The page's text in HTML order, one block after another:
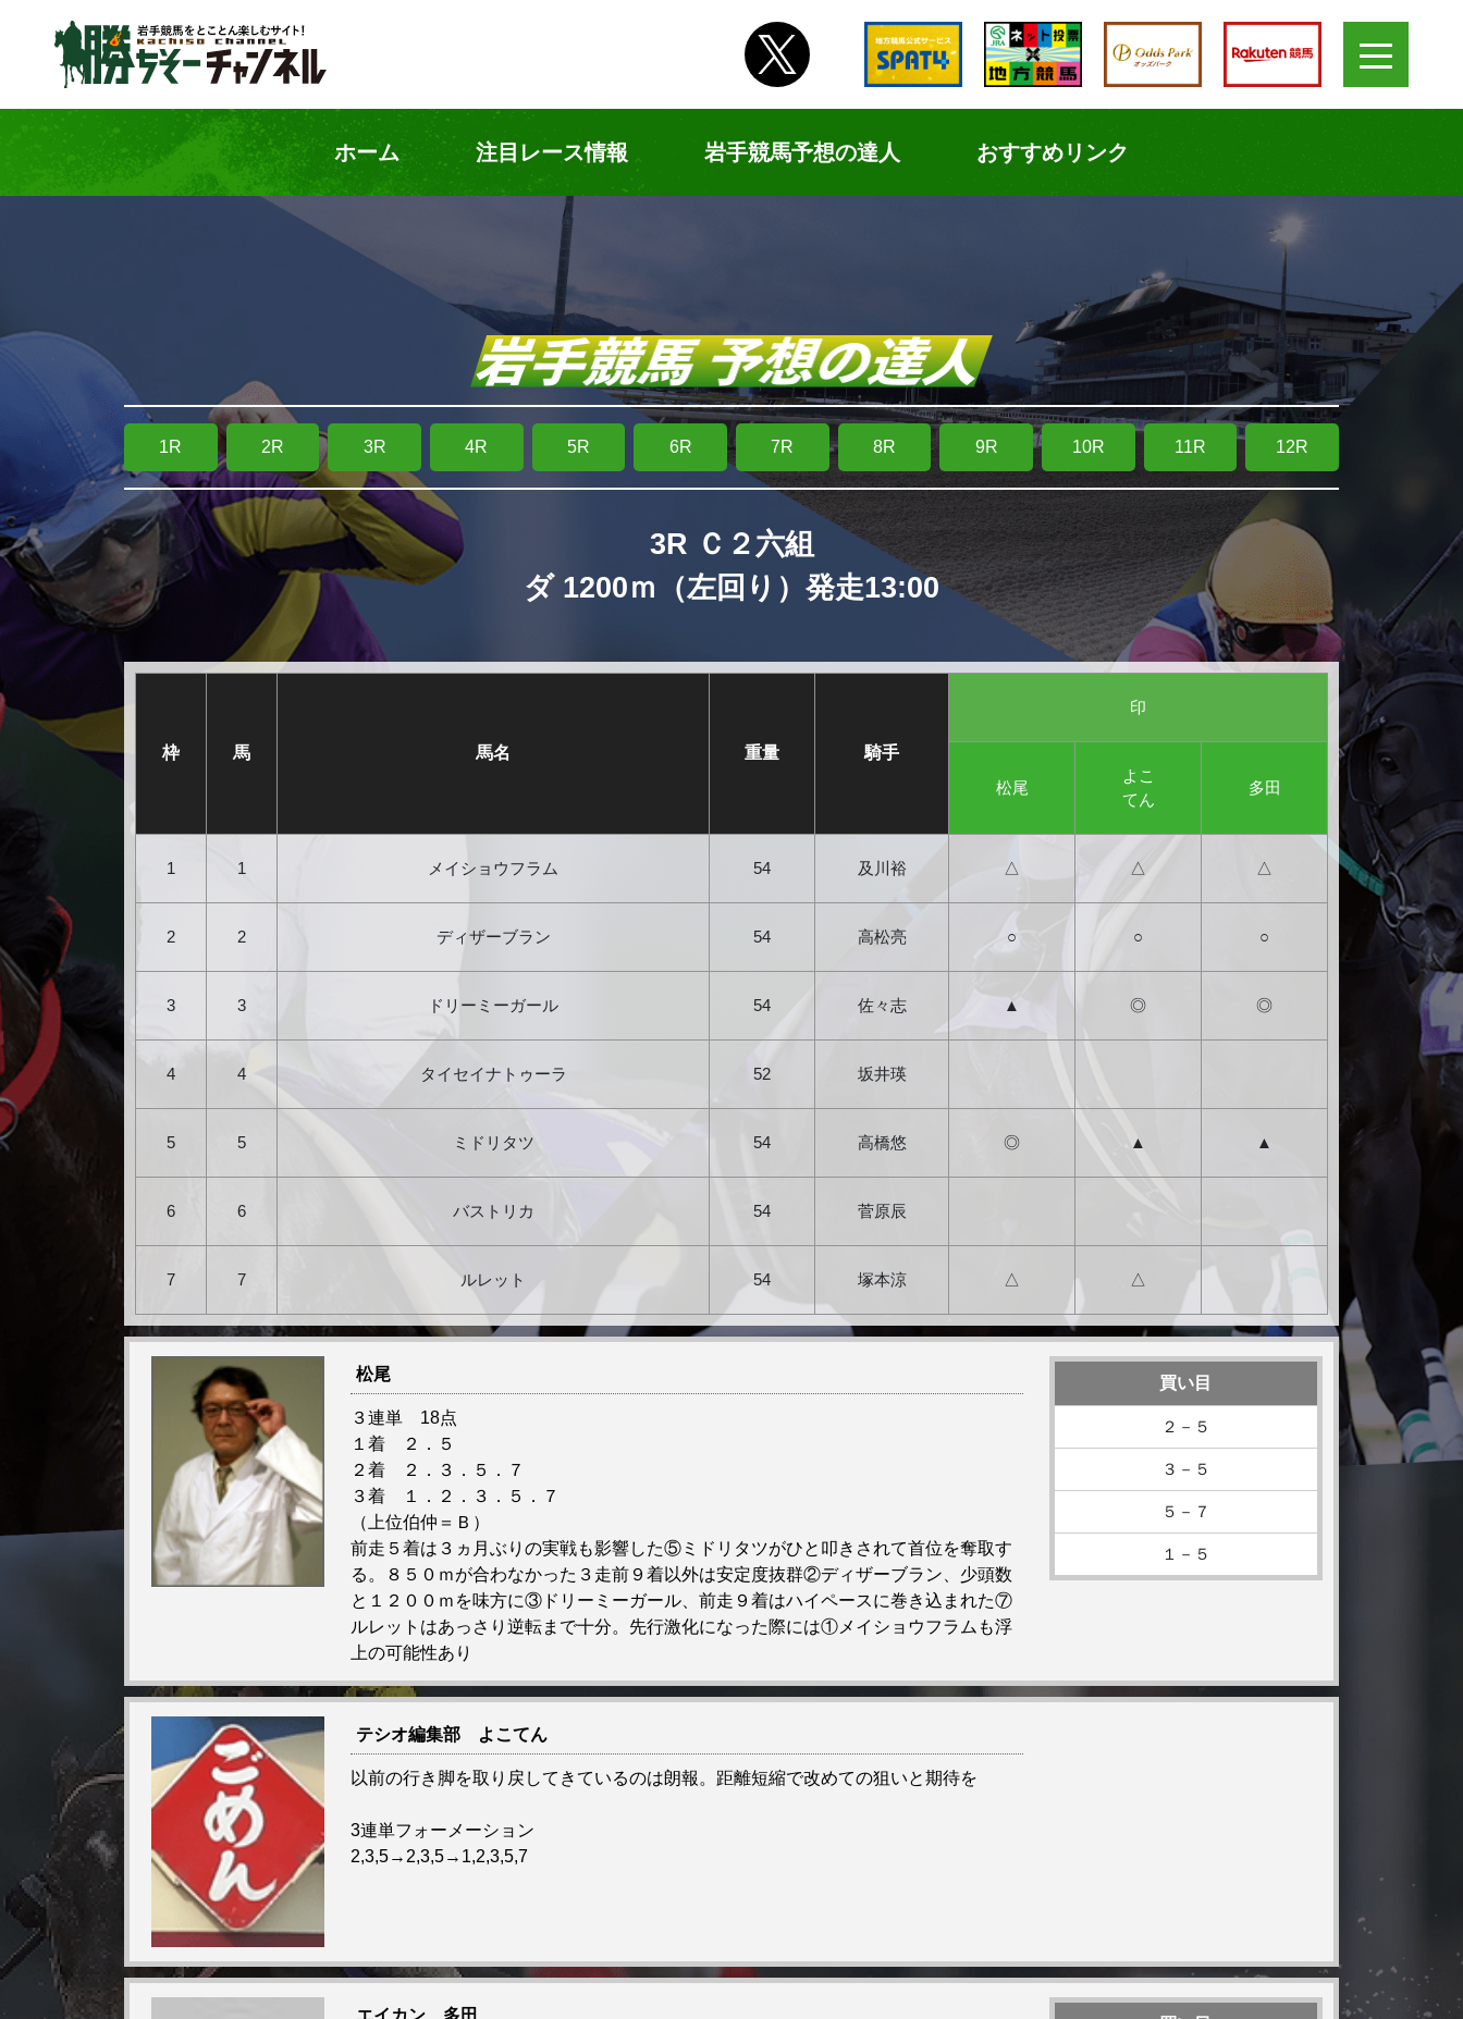
ホーム 注目レース情報 岩手競馬予想の達人 おすすめリンク
1R 2R 3R 4R 5R 6R 7R 8R 9R 10R 11R 12R
3R Ｃ２六組
ダ 1200ｍ（左回り）発走13:00
枠 馬 馬名 重量 騎手
印
松尾
よこ
てん
多田
1 1 メイショウフラム 54 及川裕 △ △ △
2 2 ディザーブラン 54 高松亮 ○ ○ ○
3 3 ドリーミーガール 54 佐々志 ▲ ◎ ◎
4 4 タイセイナトゥーラ 52 坂井瑛
5 5 ミドリタツ 54 高橋悠 ◎ ▲ ▲
6 6 バストリカ 54 菅原辰
7 7 ルレット 54 塚本涼 △ △
松尾
３連単 18点
１着 ２．５
２着 ２．３．５．７
３着 １．２．３．５．７
（上位伯仲＝Ｂ）
前走５着は３ヵ月ぶりの実戦も影響した⑤ミドリタツがひと叩きされて首位を奪取す
る。８５０ｍが合わなかった３走前９着以外は安定度抜群②ディザーブラン、少頭数
と１２００ｍを味方に③ドリーミーガール、前走９着はハイペースに巻き込まれた⑦
ルレットはあっさり逆転まで十分。先行激化になった際には①メイショウフラムも浮
上の可能性あり
買い目
２－５
３－５
５－７
１－５
テシオ編集部 よこてん
以前の行き脚を取り戻してきているのは朗報。距離短縮で改めての狙いと期待を
3連単フォーメーション
2,3,5→2,3,5→1,2,3,5,7